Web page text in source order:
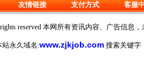
友情链接 支付方式 客服
reserved 本网所有资讯内容、广告信息
站永久域名:www.zjkjob.com 搜索关键字